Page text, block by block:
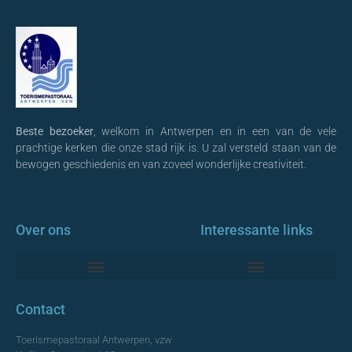
Beste bezoeker, welkom in Antwerpen en in een van de vele
prachtige kerken die onze stad rijk is. U zal versteld staan van de
bewogen geschiedenis en van zoveel wonderlijke creativiteit.
Over ons Interessante links
Contact
Toerismepastoraal Antwerpen, vzw